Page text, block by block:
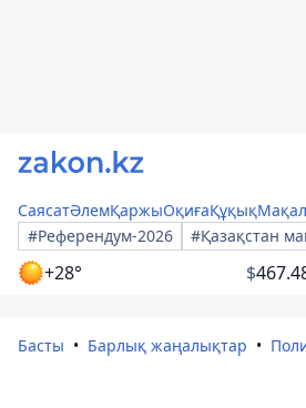
СаясатӘлемҚаржыОқиғаҚұқық
#Референдум-2026
#Қазақстан
+28° $
Басты Барлық жаңалықтар